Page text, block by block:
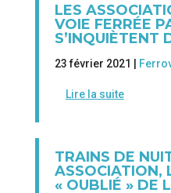
LES
VOIE FERRÉE
S’INQUIÈTENT
23 février 2021 |
Lire la suite
TRAINS DE
ASSOCIATION,
« OUBLIÉ » DE